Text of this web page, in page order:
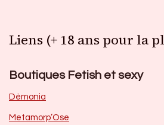
Liens (+ 18 ans pour la
Boutiques Fetish et sexy
Dèmonia
Metamorp’Ose